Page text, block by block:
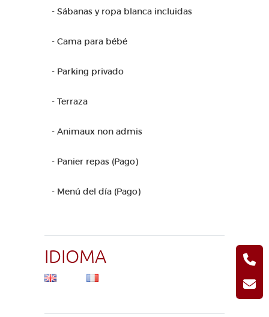
- Sábanas y ropa blanca incluidas
- Cama para bébé
- Parking privado
- Terraza
- Animaux non admis
- Panier repas (Pago)
- Menú del día (Pago)
IDIOMA